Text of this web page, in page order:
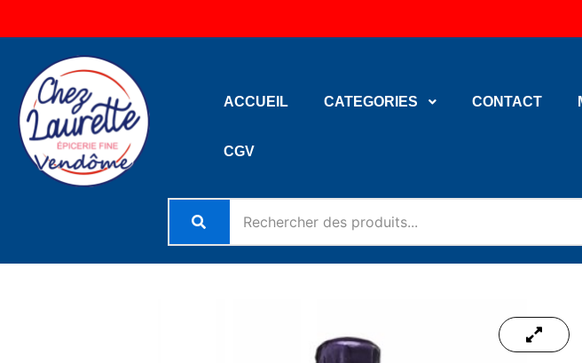
au
ACCUEIL CATEGORIES CONTACT
CGV